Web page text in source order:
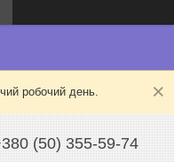
робочий день.
(50) 355-59-74